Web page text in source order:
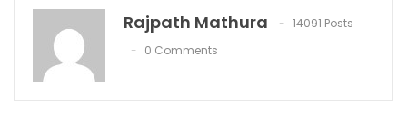
Rajpath Mathura
14091 Posts
0 Comments